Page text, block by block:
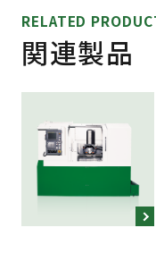
モジュール 20
1,000 mm
ホブヘッド傾け角度
±40°
取り付けできるホ
他のカタログをご
ログをダウンロー
ンロードページを
RELATED
関連製品